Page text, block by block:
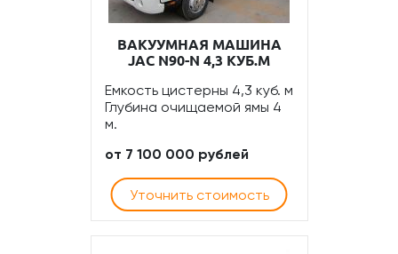
ВАКУУМНАЯ МАШИНА
JAC N90-N 4,3 КУБ.М
Емкость цистерны 4,3 куб. м
Глубина очищаемой ямы 4
м.
от 7 100 000 рублей
Уточнить стоимость